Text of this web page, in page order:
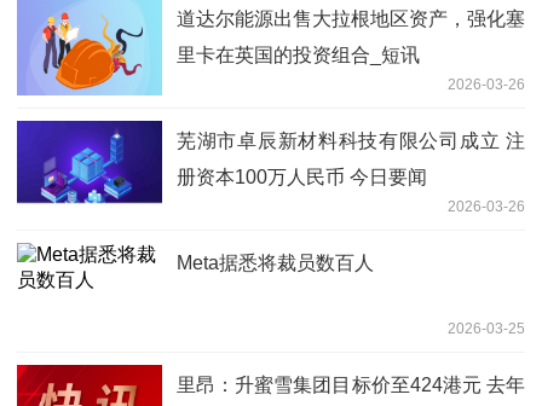
道达尔能源出售大拉根地区资产，强化塞
里卡在英国的投资组合_短讯
2026-03-26
芜湖市卓辰新材料科技有限公司成立 注
册资本100万人民币 今日要闻
2026-03-26
Meta据悉将裁员数百人
2026-03-25
里昂：升蜜雪集团目标价至424港元 去年